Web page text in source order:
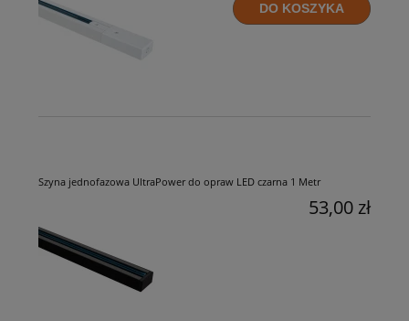
DO KOSZYKA
Szyna jednofazowa UltraPower do opraw LED czarna 1 Metr
53,00 zł